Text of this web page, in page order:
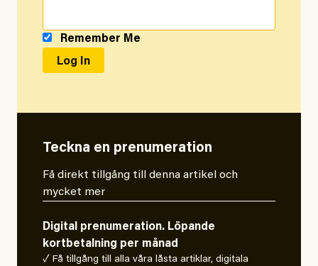
Remember Me
Teckna en prenumeration
Få direkt tillgång till denna artikel och
mycket mer
Digital prenumeration. Löpande
kortbetalning per månad
✓ Få tillgång till alla våra låsta artiklar, digitala